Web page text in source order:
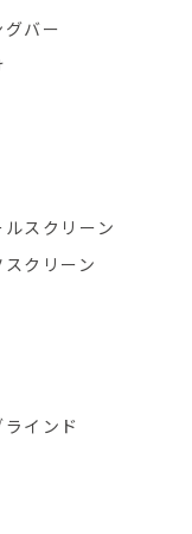
バー
スクリーン
クリーン
インド